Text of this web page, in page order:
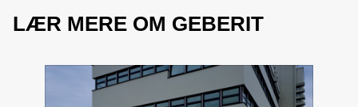
LÆR MERE OM GEBERIT